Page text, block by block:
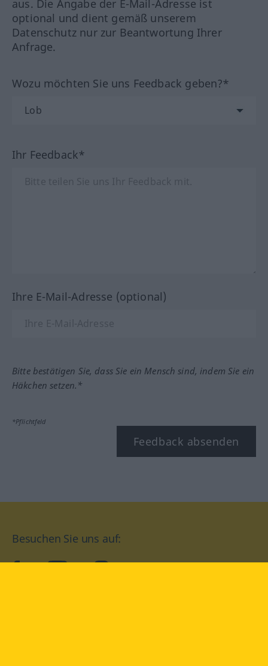
aus. Die Angabe der E-Mail-Adresse ist
optional und dient gemäß unserem
Datenschutz nur zur Beantwortung Ihrer
Anfrage.
Wozu möchten Sie uns Feedback geben?*
Ihr Feedback*
Ihre E-Mail-Adresse (optional)
Bitte bestätigen Sie, dass Sie ein Mensch sind, indem Sie ein
Häkchen setzen.*
*Pflichtfeld
Feedback absenden
Besuchen Sie uns auf: